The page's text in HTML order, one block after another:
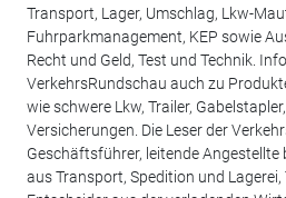
Transport, Lager, Umschlag, Lkw-
Fuhrparkmanagement, KEP sowie
Recht und Geld, Test und Technik.
VerkehrsRundschau auch zu
wie schwere Lkw, Trailer,
Versicherungen. Die Leser der
Geschäftsführer, leitende
aus Transport, Spedition und